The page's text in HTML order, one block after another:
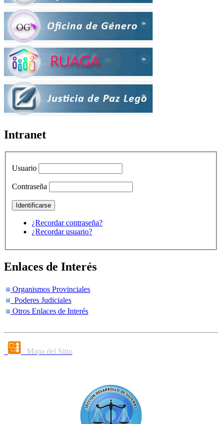
Intranet
Usuario
Contraseña
¿Recordar contraseña?
¿Recordar usuario?
Enlaces de Interés
Organismos Provinciales
Poderes Judiciales
Otros Enlaces de Interés
Mapa del Sitio